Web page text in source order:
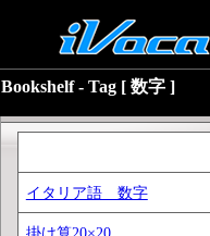
Bookshelf - Tag [ 数字 ]
イタリア語 数字